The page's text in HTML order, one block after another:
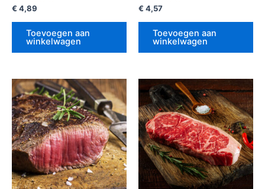
Gewaardeerd
uit
€ 4,89
Toevoegen aan
winkelwagen
Gewaardeerd
uit
€ 4,57
Toevoegen aan
winkelwagen